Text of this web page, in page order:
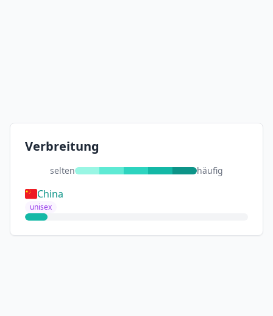
Verbreitung
selten häufig
China
unisex